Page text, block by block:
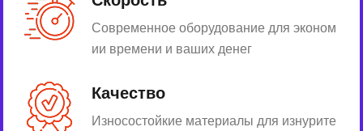
Современное оборудование для эконом
ии времени и ваших денег
Качество
Износостойкие материалы для изнурите